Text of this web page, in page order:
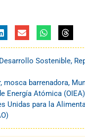
Desarrollo Sostenible,
, mosca barrenadora,
Energía Atómica (OIEA)
Unidas para la